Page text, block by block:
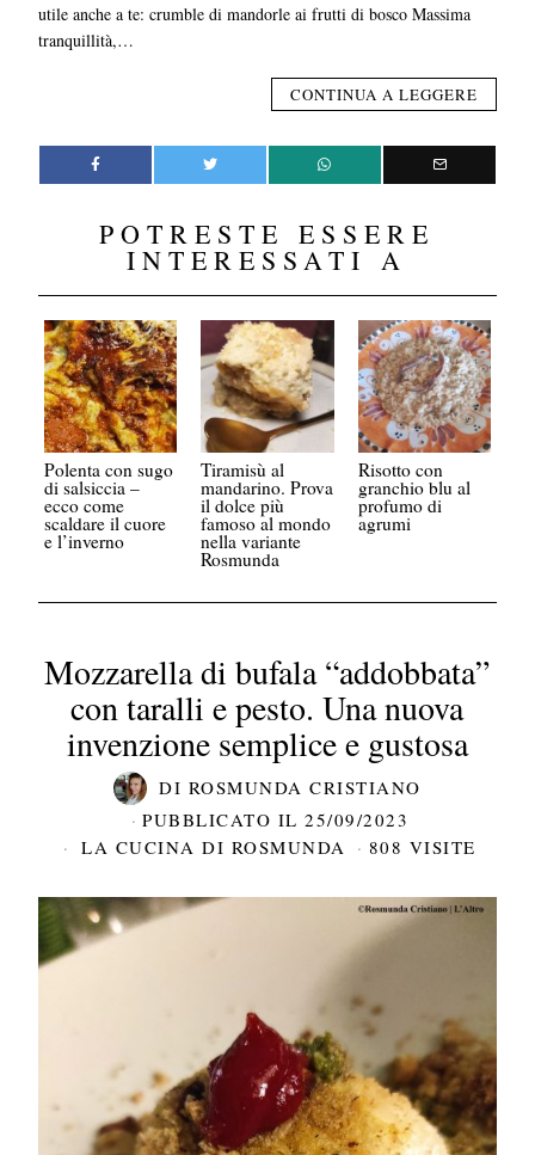
utile anche a te: crumble di mandorle ai frutti di bosco Massima
tranquillità,…
CONTINUA A LEGGERE
POTRESTE ESSERE
INTERESSATI A
Polenta con sugo
di salsiccia –
ecco come
scaldare il cuore
e l’inverno
Tiramisù al
mandarino. Prova
il dolce più
famoso al mondo
nella variante
Rosmunda
Risotto con
granchio blu al
profumo di
agrumi
Mozzarella di bufala “addobbata”
con taralli e pesto. Una nuova
invenzione semplice e gustosa
DI ROSMUNDA CRISTIANO
PUBBLICATO IL 25/09/2023
LA CUCINA DI ROSMUNDA
808 VISITE